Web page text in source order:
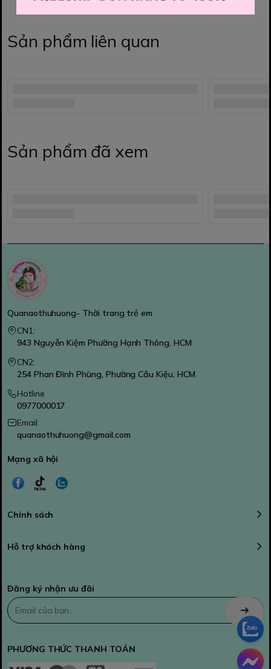
Sản phẩm liên quan
Sản phẩm đã xem
Quanaothuhuong- Thời trang trẻ em
CN1:
943 Nguyễn Kiệm Phường Hạnh Thông, HCM
CN2:
254 Phan Đình Phùng, Phường Cầu Kiệu, HCM
Hotline
0977000017
Email
quanaothuhuong@gmail.com
Mạng xã hội
Chính sách
Hỗ trợ khách hàng
Đăng ký nhận ưu đãi
PHƯƠNG THỨC THANH TOÁN